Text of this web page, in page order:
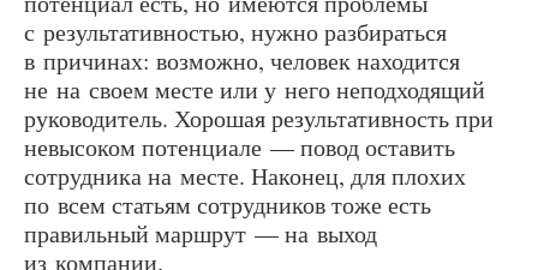
с результативностью, нужно разбираться
в причинах: возможно, человек находится
не на своем месте или у него неподходящий
руководитель. Хорошая результативность при
невысоком потенциале — повод оставить
сотрудника на месте. Наконец, для плохих
по всем статьям сотрудников тоже есть
правильный маршрут — на выход
из компании.